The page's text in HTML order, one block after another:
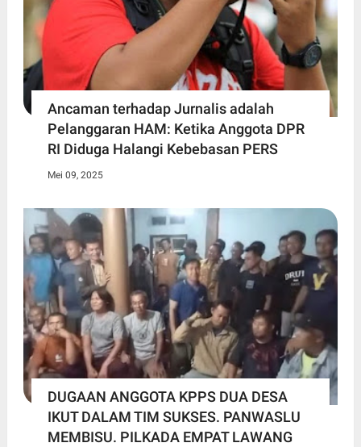
Ancaman terhadap Jurnalis adalah
Pelanggaran HAM: Ketika Anggota DPR
RI Diduga Halangi Kebebasan PERS
Mei 09, 2025
DUGAAN ANGGOTA KPPS DUA DESA
IKUT DALAM TIM SUKSES. PANWASLU
MEMBISU. PILKADA EMPAT LAWANG